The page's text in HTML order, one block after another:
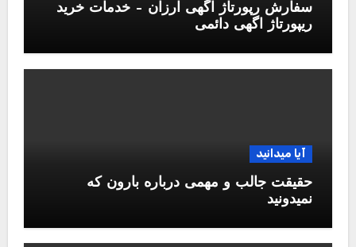
سفارش رپورتاژ آگهی ارزان – خدمات خرید
ریپورتاژ اگهی دائمی
آیا میدانید
حقیقت جالب و مهمی درباره بارون که
نمیدونید